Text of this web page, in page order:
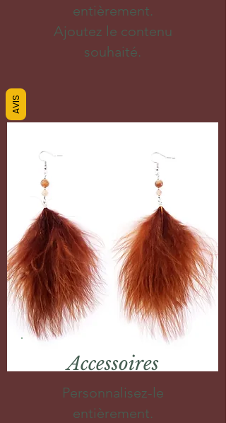
entièrement.
Ajoutez le contenu
souhaité.
Accessoires
Personnalisez-le
entièrement.
AVIS